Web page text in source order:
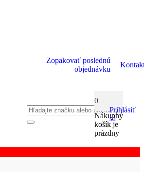
Zopakovať poslednú
objednávku
0
Nákupný
košík je
prázdny
Prihlásiť
sa